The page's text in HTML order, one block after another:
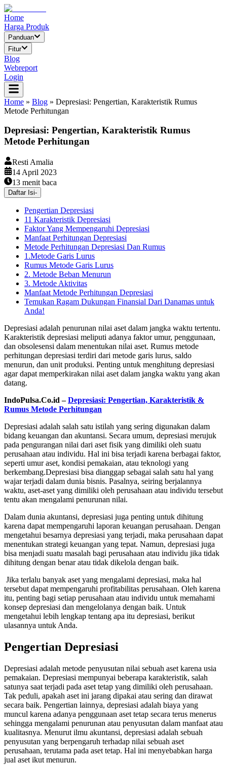
Home
Harga Produk
Panduan
Fitur
Blog
Webreport
Login
Home » Blog » Depresiasi: Pengertian, Karakteristik Rumus
Metode Perhitungan
Depresiasi: Pengertian, Karakteristik Rumus
Metode Perhitungan
Resti Amalia
14 April 2023
13 menit baca
Daftar Isi-
Pengertian Depresiasi
11 Karakteristik Depresiasi
Faktor Yang Mempengaruhi Depresiasi
Manfaat Perhitungan Depresiasi
Metode Perhitungan Depresiasi Dan Rumus
1.Metode Garis Lurus
Rumus Metode Garis Lurus
2. Metode Beban Menurun
3. Metode Aktivitas
Manfaat Metode Perhitungan Depresiasi
Temukan Ragam Dukungan Finansial Dari Danamas untuk
Anda!
Depresiasi adalah penurunan nilai aset dalam jangka waktu tertentu.
Karakteristik depresiasi meliputi adanya faktor umur, penggunaan,
dan obsolesensi dalam menentukan nilai aset. Rumus metode
perhitungan depresiasi terdiri dari metode garis lurus, saldo
menurun, dan unit produksi. Penting untuk menghitung depresiasi
agar dapat memperkirakan nilai aset dalam jangka waktu yang akan
datang.
IndoPulsa.Co.id –Depresiasi: Pengertian, Karakteristik &
Rumus Metode Perhitungan
Depresiasi adalah salah satu istilah yang sering digunakan dalam
bidang keuangan dan akuntansi. Secara umum, depresiasi merujuk
pada pengurangan nilai dari aset fisik yang dimiliki oleh suatu
perusahaan atau individu. Hal ini bisa terjadi karena berbagai faktor,
seperti umur aset, kondisi pemakaian, atau teknologi yang
berkembang.Depresiasi bisa dianggap sebagai salah satu hal yang
wajar terjadi dalam dunia bisnis. Pasalnya, seiring berjalannya
waktu, aset-aset yang dimiliki oleh perusahaan atau individu tersebut
tentu akan mengalami penurunan nilai.
Dalam dunia akuntansi, depresiasi juga penting untuk dihitung
karena dapat mempengaruhi laporan keuangan perusahaan. Dengan
mengetahui besarnya depresiasi yang terjadi, maka perusahaan dapat
menentukan strategi keuangan yang tepat. Namun, depresiasi juga
bisa menjadi suatu masalah bagi perusahaan atau individu jika tidak
dihitung dengan benar atau tidak dikelola dengan baik.
Jika terlalu banyak aset yang mengalami depresiasi, maka hal
tersebut dapat mempengaruhi profitabilitas perusahaan. Oleh karena
itu, penting bagi setiap perusahaan atau individu untuk memahami
konsep depresiasi dan mengelolanya dengan baik. Untuk
mengetahui lebih lengkap tentang apa itu depresiasi, berikut
ulasannya untuk Anda.
Pengertian Depresiasi
Depresiasi adalah metode penyusutan nilai sebuah aset karena usia
pemakaian. Depresiasi mempunyai beberapa karakteristik, salah
satunya saat terjadi pada aset tetap yang dimiliki oleh perusahaan.
Tak peduli, apakah aset ini jarang dipakai atau sering dan dirawat
secara baik. Pengertian lainnya, depresiasi adalah biaya yang
muncul karena adanya penggunaan aset tetap secara terus menerus
sehingga mengalami penurunan atau penyusutan dalam manfaat atau
kualitasnya. Menurut ilmu akuntansi, depresiasi adalah sebuah
penyusutan yang berpengaruh terhadap nilai sebuah aset
perusahaan, terutama pada aset tetap. Hal ini menyebabkan harga
jual aset ikut menurun.